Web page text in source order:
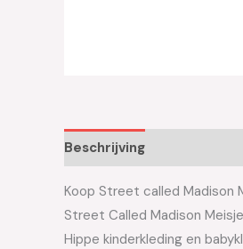
Beschrijving
Koop Street called Madison
Street Called Madison
Hippe kinderkleding en